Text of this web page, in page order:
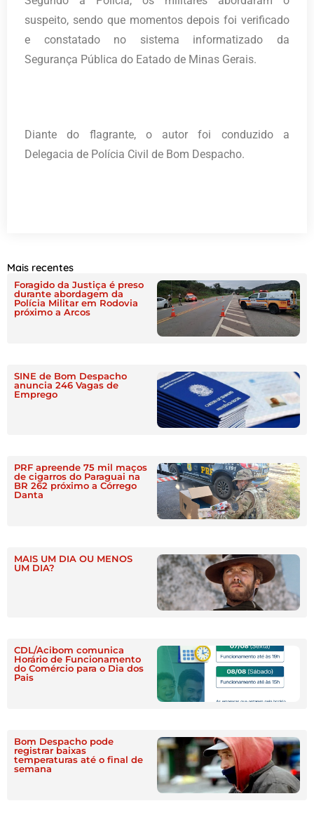
suspeito, sendo que momentos depois foi verificado
e constatado no sistema informatizado da
Segurança Pública do Eatado de Minas Gerais.
Diante do flagrante, o autor foi conduzido a
Delegacia de Polícia Civil de Bom Despacho.
Mais recentes
Foragido da Justiça é preso
durante abordagem da
Polícia Militar em Rodovia
próximo a Arcos
SINE de Bom Despacho
anuncia 246 Vagas de
Emprego
PRF apreende 75 mil maços
de cigarros do Paraguai na
BR 262 próximo a Córrego
Danta
MAIS UM DIA OU MENOS
UM DIA?
CDL/Acibom comunica
Horário de Funcionamento
do Comércio para o Dia dos
Pais
Bom Despacho pode
registrar baixas
temperaturas até o final de
semana